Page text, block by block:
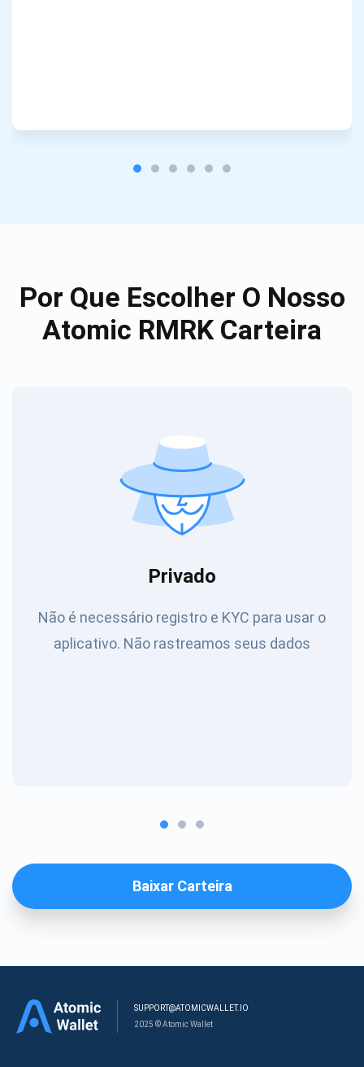
Por Que Escolher O Nosso
Atomic RMRK Carteira
Privado
Não é necessário registro e KYC para usar o
aplicativo. Não rastreamos seus dados
Baixar Carteira
SUPPORT@ATOMICWALLET.IO
2025 © Atomic Wallet